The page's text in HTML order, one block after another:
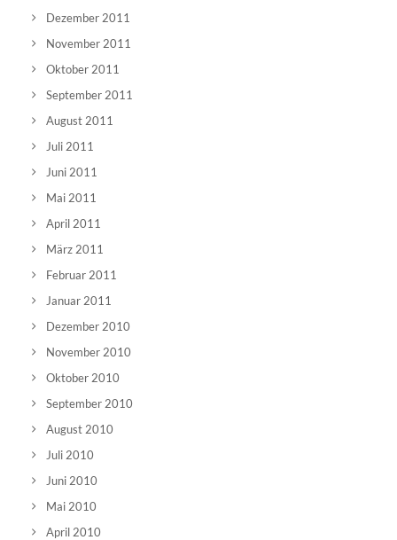
Dezember 2011
November 2011
Oktober 2011
September 2011
August 2011
Juli 2011
Juni 2011
Mai 2011
April 2011
März 2011
Februar 2011
Januar 2011
Dezember 2010
November 2010
Oktober 2010
September 2010
August 2010
Juli 2010
Juni 2010
Mai 2010
April 2010